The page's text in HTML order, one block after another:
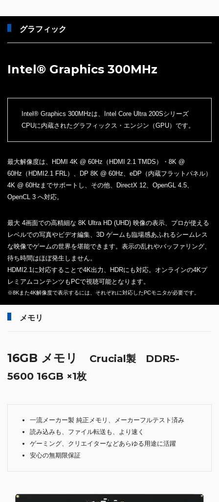
グラフィック
Intel® Graphics 300MHz
Intel® Graphics 300MHzは、Intel Core Ultra 200Sシリーズ
CPUに内蔵されたグラフィックス・エンジン（GPU）です。
最大解像度は、HDMI 4K @ 60Hz（HDMI 2.1 TMDS）・8K @
60Hz（HDMI2.1 FRL）、DP 8K @ 60Hz、eDP（内蔵フラットパネル）
4K @ 60Hzまでサポートし、その他、DirectX 12、OpenGL 4.5、
OpenCL 3 へ対応。
最大 4画面での高精細な 8K Ultra HD (UHD) 映像の表示、プロが使える
レベルでの写真やビデオ編集、3D ゲームも臨場感あふれるシームレス
な映像でゲームの世界を堪能できます。表示の乱れやバッファリング、
待ち時間はほぼ発生しません。
HDMI2.1に対応することで4K出力、HDRにも対応。オンラインの4Kプ
レミアムコンテンツもPCで視聴可能となります。
※8Kまた4K解像度で表示するには、それぞれに対応したPCモニタが必要です。
メモリ
16GB メモリ
Crucial製 DDR5-
5600 16GB ×1枚
一流メーカー製 純正メモリ、メーカーフルテスト済み
読み込みも、ファイル転送も、より速く
ゲーミング、クリエイターなどあらゆる用途に活躍
安心の無期限保証